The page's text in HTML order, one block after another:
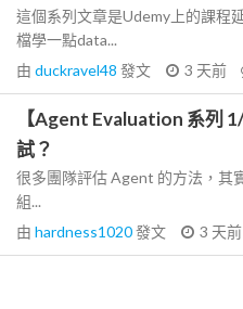
這個系列文章是Udemy上的課程
檔學一點data...
由 duckravel48 發文 3 天前
【Agent Evaluation 系列
試？
很多團隊評估 Agent 的方法，其
組...
由 hardness1020發文 3 天前